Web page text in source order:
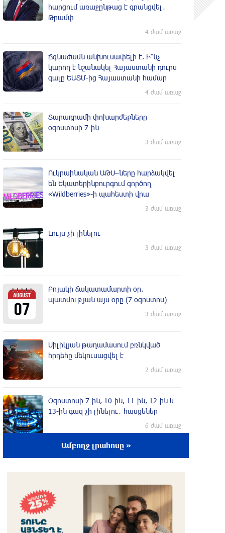
հարցում առաջընթաց է գրանցվել․
Թրամփ
4 ժամ առաջ
Ճգնաժամն անխուսափելի է. Ի՞նչ
կարող է նշանակել Հայաստանի դուրս
գալը ԵԱՏՄ-ից Հայաստանի համար
4 ժամ առաջ
Տարադրամի փոխարժեքները
օգոստոսի 7-ին
3 ժամ առաջ
Ուկրաինական ԱԹՍ–ները հարձակվել
են Եկատերինբուրգում գործող
«Wildberries»-ի պահեստի վրա
3 ժամ առաջ
Լույս չի լինելու
3 ժամ առաջ
Բոյակի ճակատամարտի օր.
պատմության այս օրը (7 օգոստոս)
3 ժամ առաջ
Սիլիկյան թաղամասում բռնկված
հրդեհը մեկուսացվել է
2 ժամ առաջ
Օգոստոսի 7-ին, 10-ին, 11-ին, 12-ին և
13-ին գազ չի լինելու․ հասցեներ
6 ժամ առաջ
Հնդկաստանի հյուսիս-արևելքում տեղի
6 ժամ առաջ
Օգոստոսի 7-ին ժամանակավորապես
կդադարեցվի մի շարք հասցեների
Ամբողջ լրահոսը »